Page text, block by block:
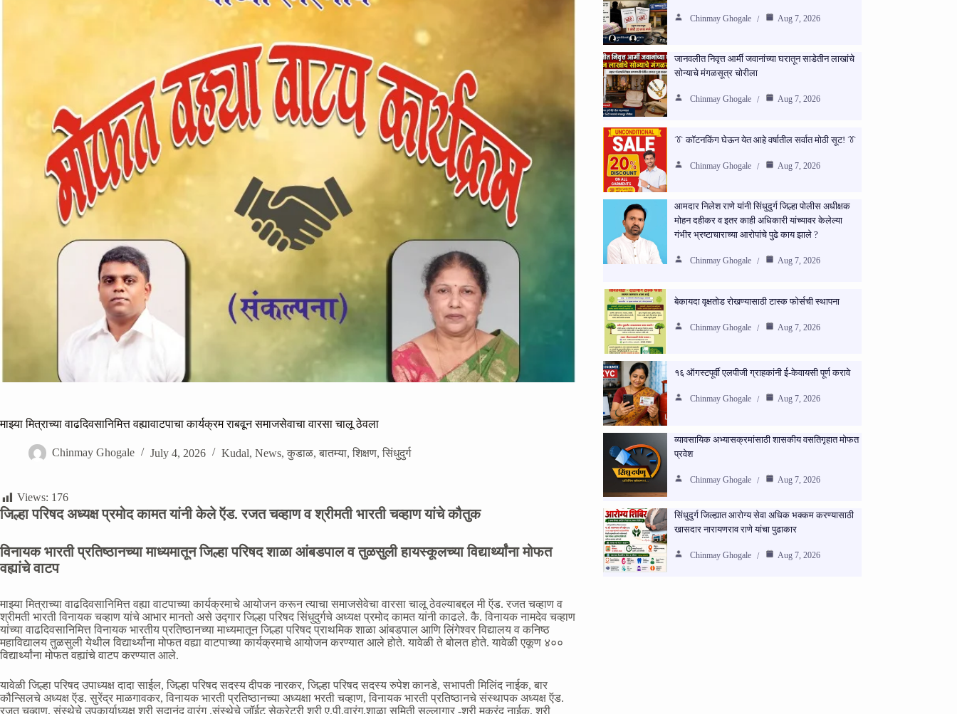
माझ्या मित्राच्या वाढदिवसानिमित्त वह्यावाटपाचा कार्यक्रम राबवून समाजसेवाचा वारसा चालू ठेवला
Chinmay Ghogale July 4, 2026 Kudal, News, कुडाळ, बातम्या, शिक्षण, सिंधुदुर्ग
Views: 176
जिल्हा परिषद अध्यक्ष प्रमोद कामत यांनी केले ऍड. रजत चव्हाण व श्रीमती भारती चव्हाण यांचे कौतुक
विनायक भारती प्रतिष्ठानच्या माध्यमातून जिल्हा परिषद शाळा आंबडपाल व तुळसुली हायस्कूलच्या विद्यार्थ्यांना मोफत
वह्यांचे वाटप
माझ्या मित्राच्या वाढदिवसानिमित्त वह्या वाटपाच्या कार्यक्रमाचे आयोजन करून त्याचा समाजसेवेचा वारसा चालू ठेवल्याबद्दल मी ऍड. रजत चव्हाण व
श्रीमती भारती विनायक चव्हाण यांचे आभार मानतो असे उद्गार जिल्हा परिषद सिंधुदुर्गचे अध्यक्ष प्रमोद कामत यांनी काढले. कै. विनायक नामदेव चव्हाण
यांच्या वाढदिवसानिमित्त विनायक भारतीय प्रतिष्ठानच्या माध्यमातून जिल्हा परिषद प्राथमिक शाळा आंबडपाल आणि लिंगेश्वर विद्यालय व कनिष्ठ
महाविद्यालय तुळसुली येथील विद्यार्थ्यांना मोफत वह्या वाटपाच्या कार्यक्रमाचे आयोजन करण्यात आले होते. यावेळी ते बोलत होते. यावेळी एकूण ४००
विद्यार्थ्यांना मोफत वह्यांचे वाटप करण्यात आले.
यावेळी जिल्हा परिषद उपाध्यक्ष दादा साईल, जिल्हा परिषद सदस्य दीपक नारकर, जिल्हा परिषद सदस्य रुपेश कानडे, सभापती मिलिंद नाईक, बार
कौन्सिलचे अध्यक्ष ऍड. सुरेंद्र माळगावकर, विनायक भारती प्रतिष्ठानच्या अध्यक्षा भरती चव्हाण, विनायक भारती प्रतिष्ठानचे संस्थापक अध्यक्ष ऍड.
रजत चव्हाण, संस्थेचे उपकार्याध्यक्ष श्री सदानंद वारंग ,संस्थेचे जॉईट सेक्रेटरी श्री ए.पी.वारंग,शाळा समिती सल्लागार -श्री मकरंद नाईक, श्री
Chinmay Ghogale Aug 7, 2026
जानवलीत निवृत्त आर्मी जवानांच्या घरातून साडेतीन लाखांचे
सोन्याचे मंगळसूत्र चोरीला
Chinmay Ghogale Aug 7, 2026
👔 कॉटनकिंग घेऊन येत आहे वर्षातील सर्वात मोठी सूट! 👔
Chinmay Ghogale Aug 7, 2026
आमदार निलेश राणे यांनी सिंधुदुर्ग जिल्हा पोलीस अधीक्षक
मोहन दहीकर व इतर काही अधिकारी यांच्यावर केलेल्या
गंभीर भ्रष्टाचाराच्या आरोपांचे पुढे काय झाले ?
Chinmay Ghogale Aug 7, 2026
बेकायदा वृक्षतोड रोखण्यासाठी टास्क फोर्सची स्थापना
Chinmay Ghogale Aug 7, 2026
१६ ऑगस्टपूर्वी एलपीजी ग्राहकांनी ई-केवायसी पूर्ण करावे
Chinmay Ghogale Aug 7, 2026
व्यावसायिक अभ्यासक्रमांसाठी शासकीय वसतिगृहात मोफत
प्रवेश
Chinmay Ghogale Aug 7, 2026
सिंधुदुर्ग जिल्ह्यात आरोग्य सेवा अधिक भक्कम करण्यासाठी
खासदार नारायणराव राणे यांचा पुढाकार
Chinmay Ghogale Aug 7, 2026